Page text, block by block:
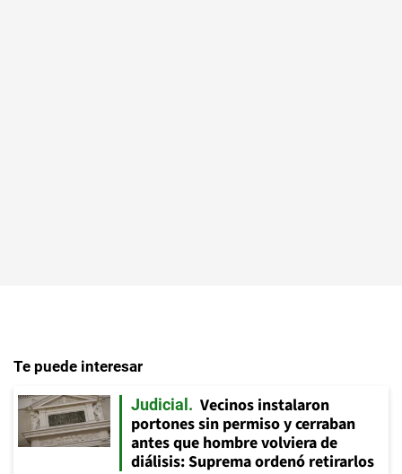
Te puede interesar
Judicial
Vecinos instalaron
portones sin permiso y cerraban
antes que hombre volviera de
diálisis: Suprema ordenó retirarlos